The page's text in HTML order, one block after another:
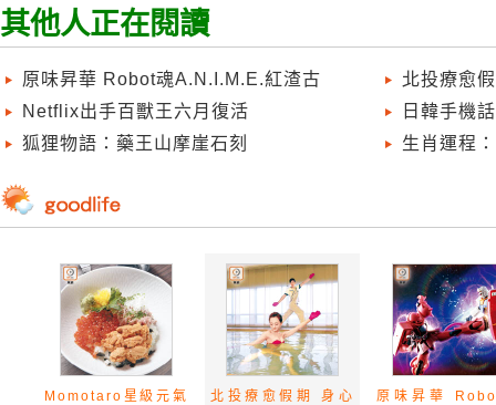
其他人正在閱讀
原味昇華 Robot魂A.N.I.M.E.紅渣古
Netflix出手百獸王六月復活
狐狸物語：藥王山摩崖石刻
北投療愈
日韓手機
生肖運程
Momotaro星級元氣
北投療愈假期 身心
原味昇華